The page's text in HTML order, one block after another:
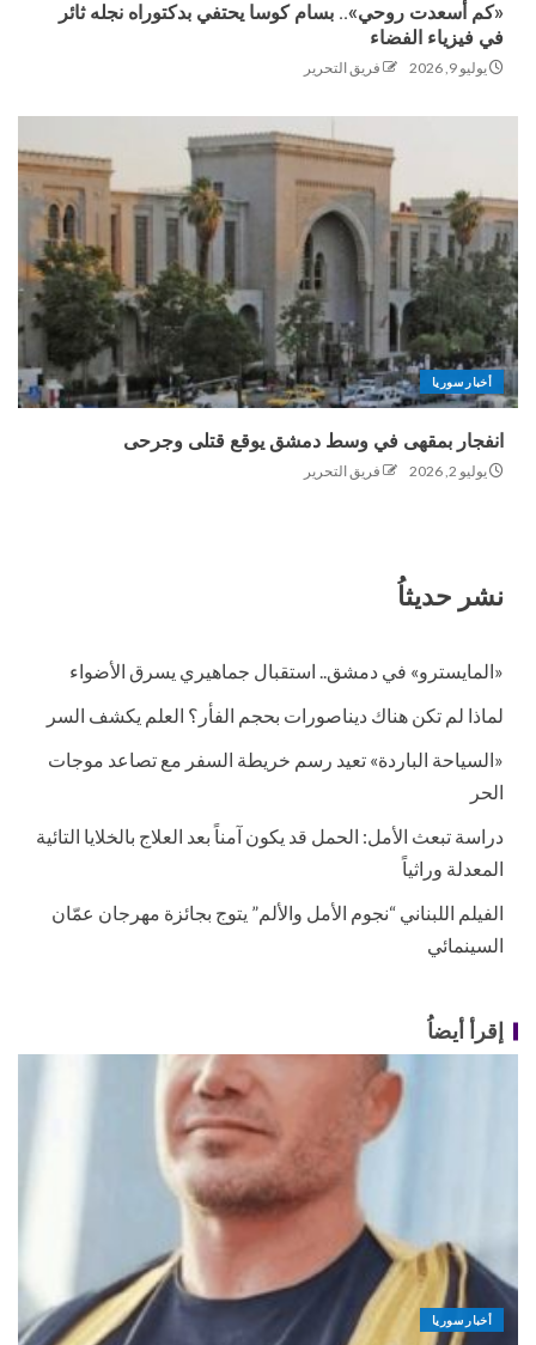
«كم أسعدت روحي».. بسام كوسا يحتفي بدكتوراه نجله ثائر
في فيزياء الفضاء
يوليو 9, 2026 فريق التحرير
أخبار سوريا
انفجار بمقهى في وسط دمشق يوقع قتلى وجرحى
يوليو 2, 2026 فريق التحرير
نشر حديثاُ
«المايسترو» في دمشق.. استقبال جماهيري يسرق الأضواء
لماذا لم تكن هناك ديناصورات بحجم الفأر؟ العلم يكشف السر
«السياحة الباردة» تعيد رسم خريطة السفر مع تصاعد موجات
الحر
دراسة تبعث الأمل: الحمل قد يكون آمناً بعد العلاج بالخلايا التائية
المعدلة وراثياً
الفيلم اللبناني “نجوم الأمل والألم” يتوج بجائزة مهرجان عمّان
السينمائي
إقرأ أيضاُ
أخبار سوريا